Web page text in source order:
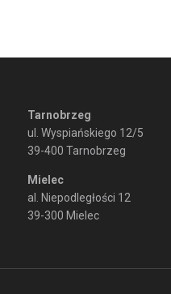
Tarnobrzeg
ul. Wyspiańskiego 12/5
39-400 Tarnobrzeg
Mielec
al. Niepodległości 12
39-300 Mielec